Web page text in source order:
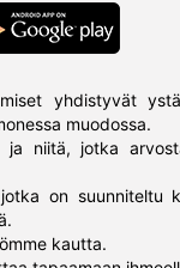
yhdistyvät
muodossa.
niitä, jotka
on
kautta.